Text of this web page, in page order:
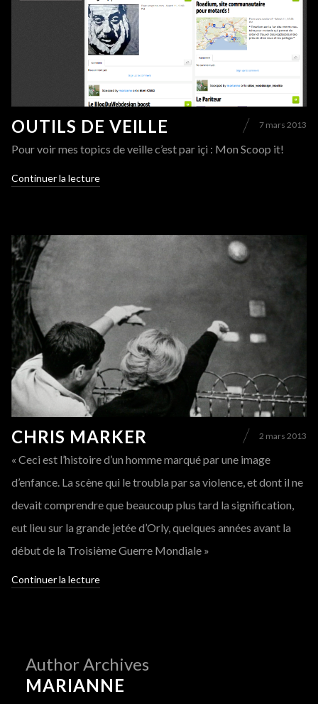
OUTILS DE VEILLE 7 mars 2013
Pour voir mes topics de veille c’est par içi : Mon Scoop it!
Continuer la lecture
CHRIS MARKER 2 mars 2013
« Ceci est l’histoire d’un homme marqué par une image
d’enfance. La scène qui le troubla par sa violence, et dont il ne
devait comprendre que beaucoup plus tard la signification,
eut lieu sur la grande jetée d’Orly, quelques années avant la
début de la Troisième Guerre Mondiale »
Continuer la lecture
Author Archives
MARIANNE